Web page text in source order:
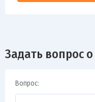
Задать вопрос
Вопрос: